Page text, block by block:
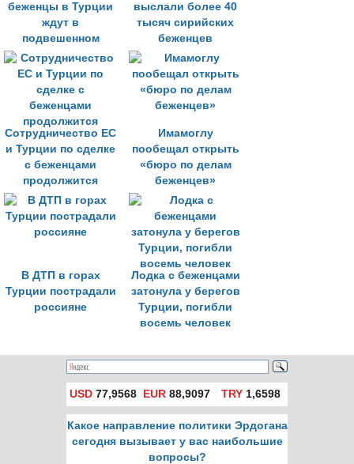
беженцы в Турции
ждут в
подвешенном
состоянии
выслали более 40
тысяч сирийских
беженцев
Сотрудничество ЕС
и Турции по сделке
с беженцами
продолжится
Имамоглу
пообещал открыть
«бюро по делам
беженцев»
В ДТП в горах
Турции пострадали
россияне
Лодка с беженцами
затонула у берегов
Турции, погибли
восемь человек
USD 77,9568 EUR 88,9097 TRY1,6598
Какое направление политики Эрдогана
сегодня вызывает у вас наибольшие
вопросы?